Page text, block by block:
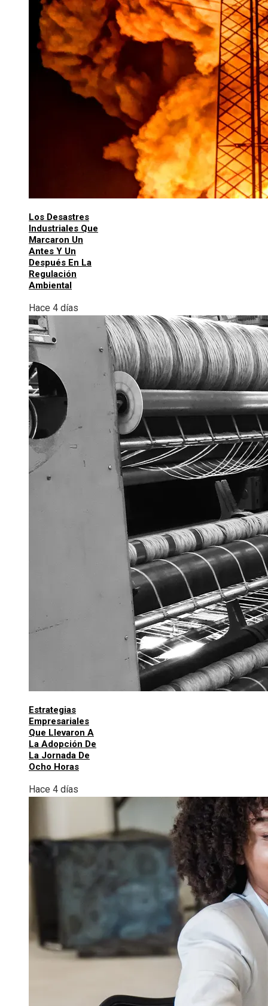
Los Desastres
Industriales Que
Marcaron Un
Antes Y Un
Después En La
Regulación
Ambiental
Hace 4 días
Estrategias
Empresariales
Que Llevaron A
La Adopción De
La Jornada De
Ocho Horas
Hace 4 días